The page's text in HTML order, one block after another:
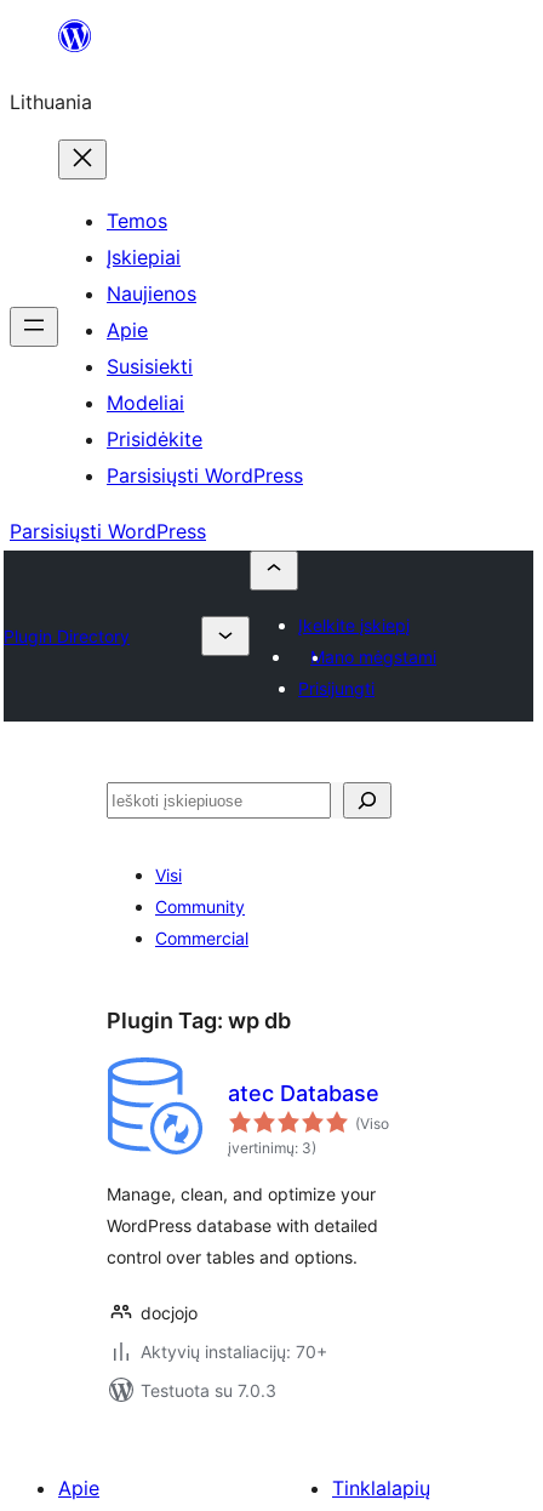
turinio
Lithuania
Temos
Įskiepiai
Naujienos
Apie
Susisiekti
Modeliai
Prisidėkite
Parsisiųsti WordPress
Parsisiųsti WordPress
Plugin Directory
Įkelkite įskiepį
Mano mėgstami
Prisijungti
Paieška
Visi
Community
Commercial
Plugin Tag: wp db
atec Database
(Viso
įvertinimų: 3)
Manage, clean, and optimize your
WordPress database with detailed
control over tables and options.
docjojo
Aktyvių instaliacijų: 70+
Testuota su 7.0.3
Apie
Tinklalapių